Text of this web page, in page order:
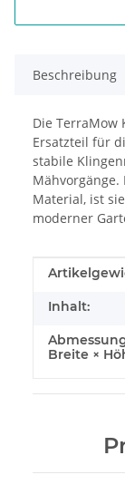
Beschreibung
Die TerraMow
Ersatzteil für
stabile
Material, ist
moderner
Wert
Inhalt:
Breite ×